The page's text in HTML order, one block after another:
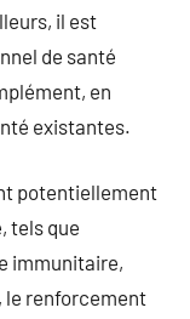
il est
de santé
en
existantes.
potentiellement
tels que
immunitaire,
le renforcement